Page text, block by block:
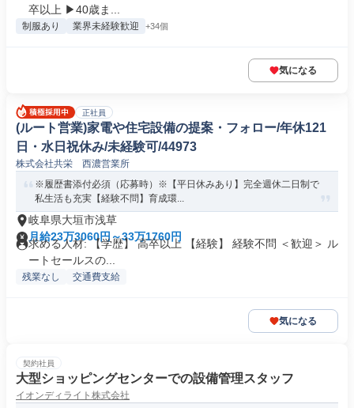
卒以上 ▶40歳ま...
制服あり 業界未経験歓迎 +34個
気になる
正社員
(ルート営業)家電や住宅設備の提案・フォロー/年休121
日・水日祝休み/未経験可/44973
株式会社共栄 西濃営業所
※履歴書添付必須（応募時）※【平日休みあり】完全週休二日制で
私生活も充実【経験不問】育成環...
岐阜県大垣市浅草
月給23万3060円～33万1760円
求める人材: 【学歴】 高卒以上 【経験】 経験不問 ＜歓迎＞ ル
ートセールスの...
残業なし 交通費支給
気になる
契約社員
大型ショッピングセンターでの設備管理スタッフ
イオンディライト株式会社